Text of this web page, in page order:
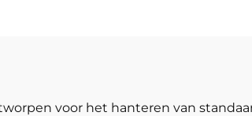
voor het hanteren van